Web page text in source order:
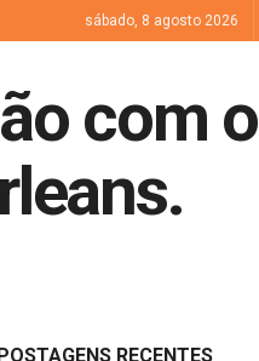
sábado, 8 agosto 2026
com
POSTAGENS RECENTES